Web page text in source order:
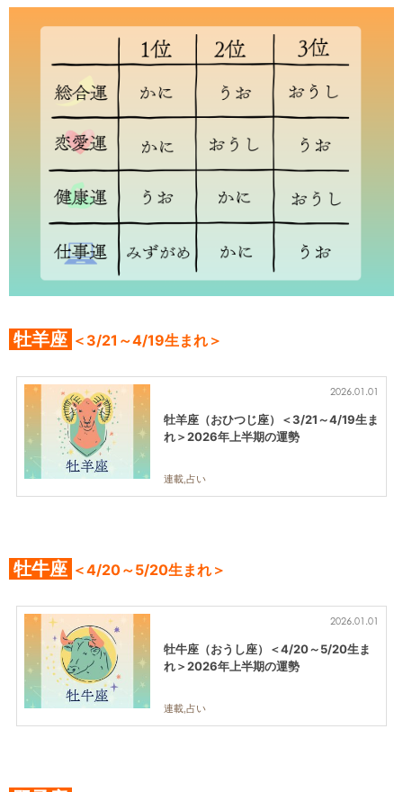
牡羊座 ＜3/21～4/19生まれ＞
2026.01.01
牡羊座（おひつじ座）＜3/21～4/19生ま
れ＞2026年上半期の運勢
連載,占い
牡牛座 ＜4/20～5/20生まれ＞
2026.01.01
牡牛座（おうし座）＜4/20～5/20生ま
れ＞2026年上半期の運勢
連載,占い